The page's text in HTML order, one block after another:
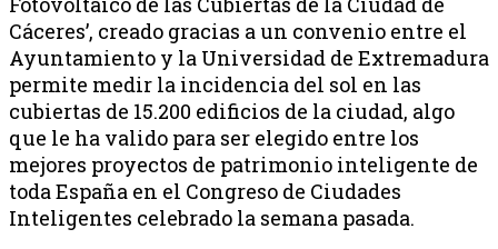
Cáceres’, creado gracias a un convenio entre el
Ayuntamiento y la Universidad de Extremadura
permite medir la incidencia del sol en las
cubiertas de 15.200 edificios de la ciudad, algo
que le ha valido para ser elegido entre los
mejores proyectos de patrimonio inteligente de
toda España en el Congreso de Ciudades
Inteligentes celebrado la semana pasada.